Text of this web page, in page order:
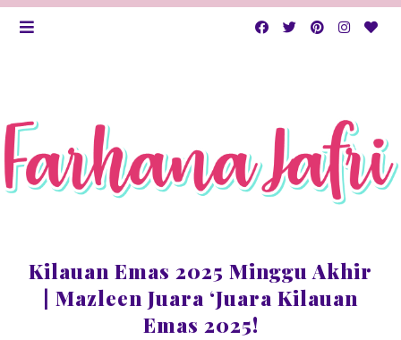
Kilauan Emas 2025 Minggu Akhir
| Mazleen Juara ‘Juara Kilauan
Emas 2025!